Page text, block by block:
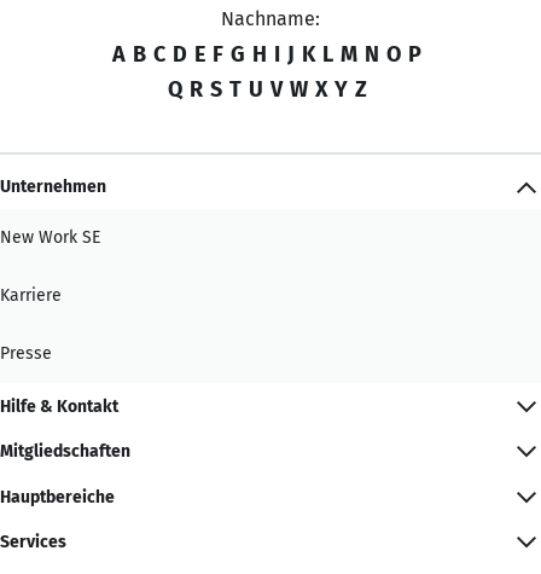
Nachname:
A B C D E F G H I J K L M N O P
Q R S T U V W X Y Z
Unternehmen
New Work SE
Karriere
Presse
Hilfe & Kontakt
Mitgliedschaften
Hauptbereiche
Services